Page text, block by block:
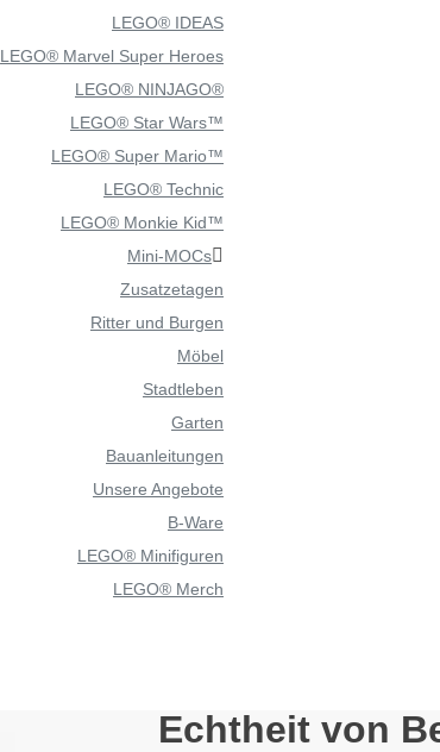
LEGO® IDEAS
LEGO® Marvel Super Heroes
LEGO® NINJAGO®
LEGO® Star Wars™
LEGO® Super Mario™
LEGO® Technic
LEGO® Monkie Kid™
Mini-MOCs
Zusatzetagen
Ritter und Burgen
Möbel
Stadtleben
Garten
Bauanleitungen
Unsere Angebote
B-Ware
LEGO® Minifiguren
LEGO® Merch
Echtheit von